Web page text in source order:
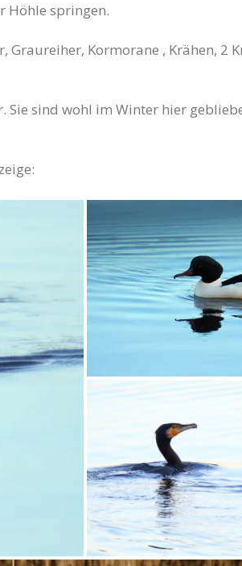
Höhle springen.
Graureiher, Kormorane , Krähen, 2
sind wohl im Winter hier